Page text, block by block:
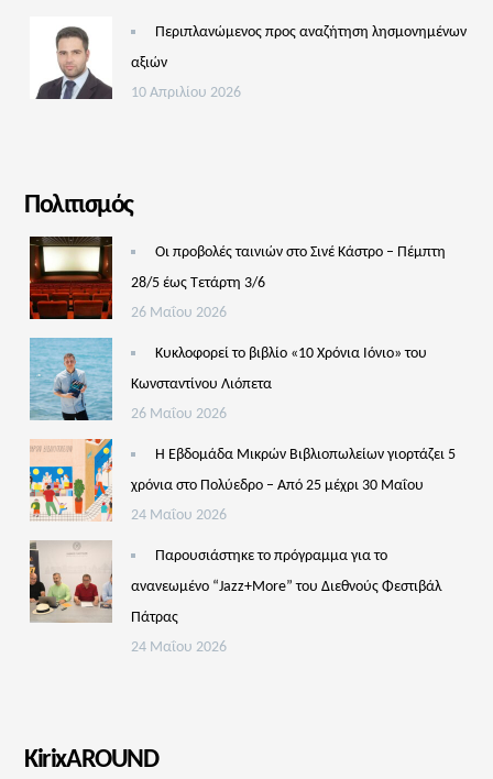
Περιπλανώμενος προς αναζήτηση λησμονημένων
αξιών
10 Απριλίου 2026
Πολιτισμός
Οι προβολές ταινιών στο Σινέ Κάστρο – Πέμπτη
28/5 έως Τετάρτη 3/6
26 Μαΐου 2026
Κυκλοφορεί το βιβλίο «10 Χρόνια Ιόνιο» του
Κωνσταντίνου Λιόπετα
26 Μαΐου 2026
Η Εβδομάδα Μικρών Βιβλιοπωλείων γιορτάζει 5
χρόνια στο Πολύεδρο – Από 25 μέχρι 30 Μαΐου
24 Μαΐου 2026
Παρουσιάστηκε το πρόγραμμα για το
ανανεωμένο “Jazz+More” του Διεθνούς Φεστιβάλ
Πάτρας
24 Μαΐου 2026
KirixAROUND